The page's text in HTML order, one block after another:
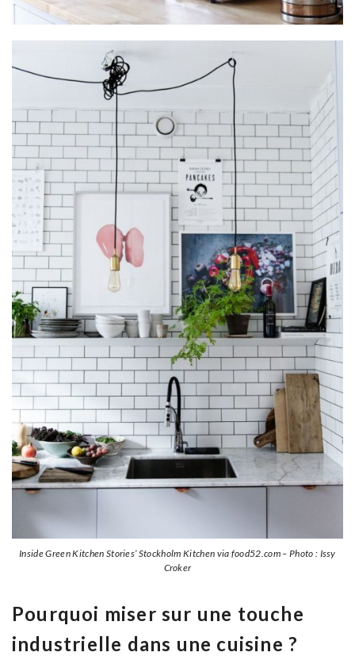
Inside Green Kitchen Stories’ Stockholm Kitchen via food52.com – Photo : Issy
Croker
Pourquoi miser sur une touche
industrielle dans une cuisine ?